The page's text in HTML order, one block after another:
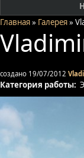
Главная» Галерея»
создано 19/07/2012
Категория работы: